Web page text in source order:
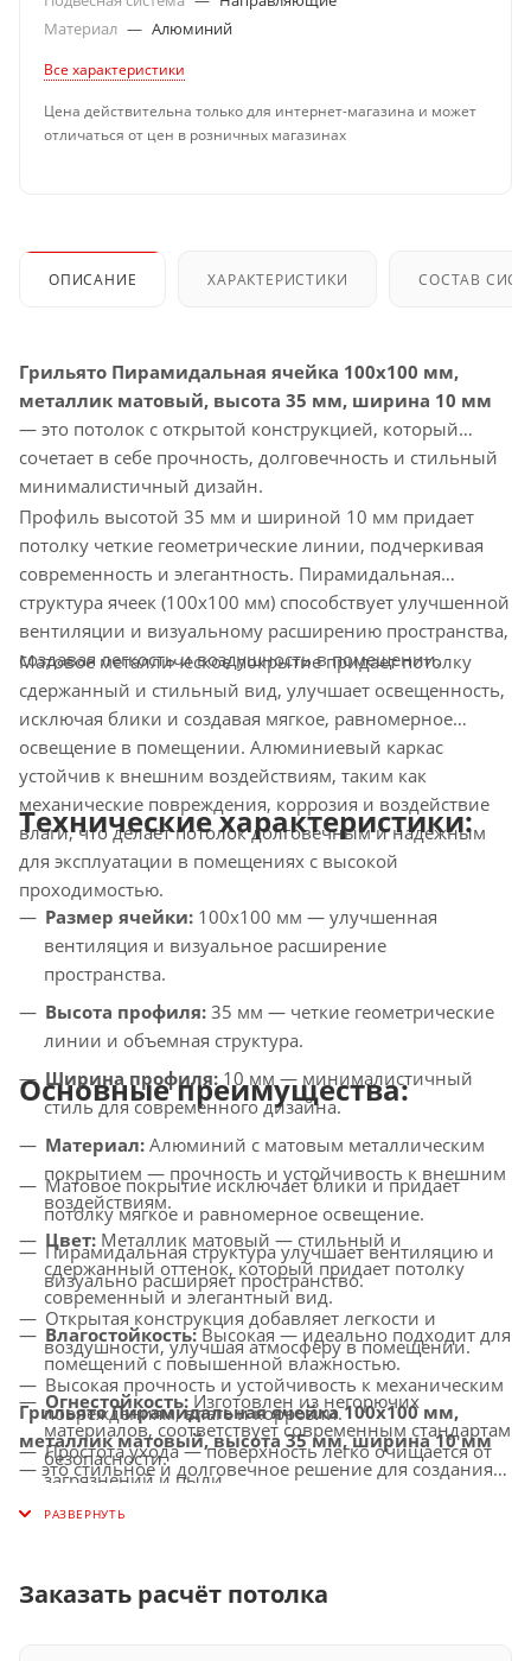
Материал — Алюминий
Все характеристики
Цена действительна только для интернет-магазина и может
отличаться от цен в розничных магазинах
ОПИСАНИЕ ХАРАКТЕРИСТИКИ СОСТАВ
Грильято Пирамидальная ячейка 100х100 мм,
металлик матовый, высота 35 мм, ширина 10 мм
— это потолок с открытой конструкцией, который
сочетает в себе прочность, долговечность и стильный
минималистичный дизайн.
Профиль высотой 35 мм и шириной 10 мм придает
потолку четкие геометрические линии, подчеркивая
современность и элегантность. Пирамидальная
структура ячеек (100х100 мм) способствует улучшенной
вентиляции и визуальному расширению пространства,
создавая легкость и воздушность в помещении.
Матовое металлическое покрытие придает потолку
сдержанный и стильный вид, улучшает освещенность,
исключая блики и создавая мягкое, равномерное
освещение в помещении. Алюминиевый каркас
устойчив к внешним воздействиям, таким как
механические повреждения, коррозия и воздействие
влаги, что делает потолок долговечным и надежным
для эксплуатации в помещениях с высокой
проходимостью.
Технические характеристики:
Размер ячейки: 100х100 мм — улучшенная
вентиляция и визуальное расширение
пространства.
Высота профиля: 35 мм — четкие геометрические
линии и объемная структура.
Ширина профиля: 10 мм — минималистичный
стиль для современного дизайна.
Материал: Алюминий с матовым металлическим
покрытием — прочность и устойчивость к внешним
воздействиям.
Цвет: Металлик матовый — стильный и
сдержанный оттенок, который придает потолку
современный и элегантный вид.
Влагостойкость:Высокая — идеально подходит для
помещений с повышенной влажностью.
Огнестойкость: Изготовлен из негорючих
материалов, соответствует современным стандартам
безопасности.
интегрируется с LED-светильниками и другими
Основные преимущества:
Матовое покрытие исключает блики и придает
потолку мягкое и равномерное освещение.
Пирамидальная структура улучшает вентиляцию и
визуально расширяет пространство.
Открытая конструкция добавляет легкости и
воздушности, улучшая атмосферу в помещении.
Высокая прочность и устойчивость к механическим
повреждениям, влаге и коррозии.
Простота ухода — поверхность легко очищается от
загрязнений и пыли.
Универсальное применение — идеально подходит
Грильято Пирамидальная ячейка 100х100 мм,
металлик матовый, высота 35 мм, ширина 10 мм
— это стильное и долговечное решение для создания
вашему интерьеру современный и элегантный вид.
Заказать расчёт потолка